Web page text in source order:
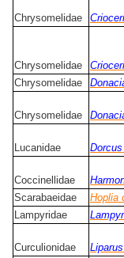
Chrysomelidae
Chrysomelidae
Chrysomelidae
Chrysomelidae
Lucanidae
Coccinellidae
Scarabaeidae
Hoplia
Lampyridae
Curculionidae